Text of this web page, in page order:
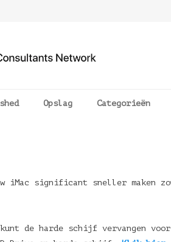
Opslag Categorieën
iMac significant sneller maken
de harde schijf vervangen voor